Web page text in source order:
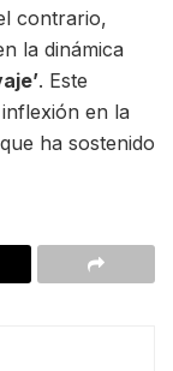
contrario,
la dinámica
. Este
en la
ha sostenido